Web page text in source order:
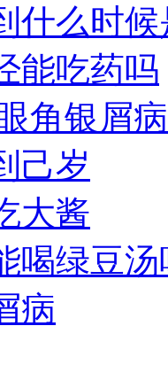
什么时
能吃药吗
角银屑病
己岁
大酱
喝绿豆汤
病